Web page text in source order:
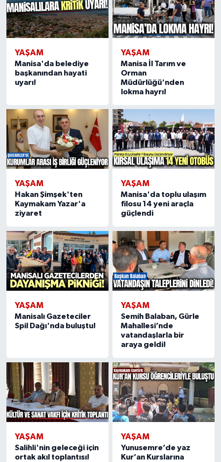
YAŞAM
Manisa'da belediye
başkanından hayati
uyarı!
YAŞAM
Manisa İl Tarım ve
Orman
Müdürlüğü'nden
lokma hayrı!
YAŞAM
Hakan Şimşek'ten
Kaymakam Yazar'a
ziyaret
YAŞAM
Manisa'da toplu ulaşım
filosu 14 yeni araçla
güçlendi
YAŞAM
Manisalı Gazeteciler
Spil Dağı'nda buluştu!
YAŞAM
Semih Balaban, Gürle
Mahallesi’nde
vatandaşlarla bir
araya geldi!
YAŞAM
Salihli'nin geleceği için
ortak akıl toplantısı!
YAŞAM
Yunusemre’de yaz
Kur’an Kurslarına